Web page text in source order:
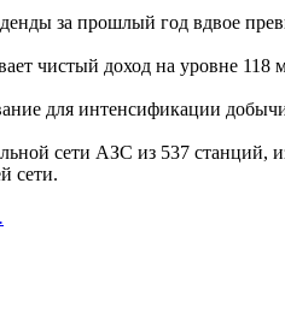
за прошлый год вдвое
чистый доход на уровне
для интенсификации
сети АЗС из 537 станций,
сети.